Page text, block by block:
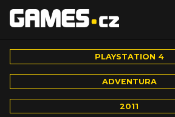
PLAYSTATION 4
ADVENTURA
2011